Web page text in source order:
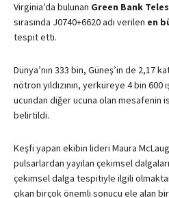
Virginia’da bulunan Green Bank
sırasında J0740+6620 adı verilen en
tespit etti.
Dünya’nın 333 bin, Güneş’in de 2,17
nötron yıldızının, yerküreye 4 bin 600
ucundan diğer ucuna olan mesafenin
belirtildi.
Keşfi yapan ekibin lideri Maura
pulsarlardan yayılan çekimsel
çekimsel dalga tespitiyle ilgili
çıkan birçok önemli sonucu ele alan